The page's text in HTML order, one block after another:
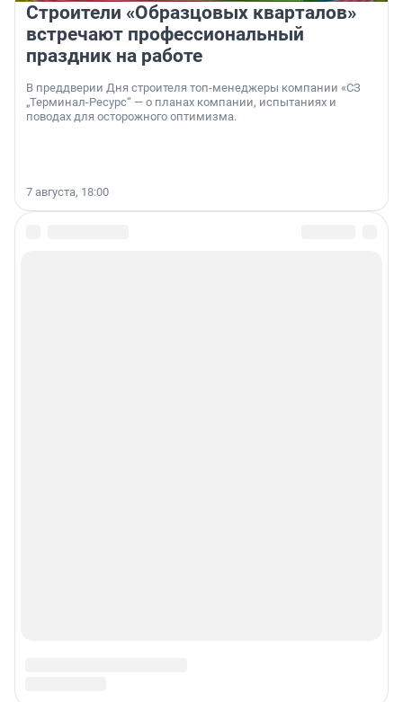
Строители «Образцовых кварталов»
встречают профессиональный
праздник на работе
В преддверии Дня строителя топ-менеджеры компании «СЗ
„Терминал-Ресурс“ — о планах компании, испытаниях и
поводах для осторожного оптимизма.
7 августа, 18:00